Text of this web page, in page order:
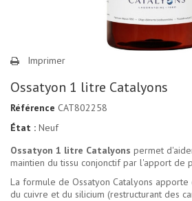
Imprimer
Ossatyon 1 litre Catalyons
Référence CAT802258
État : Neuf
Ossatyon 1 litre Catalyons permet
maintien du tissu conjonctif par l'apport de
La formule de Ossatyon Catalyons
du cuivre et du silicium (restructurant des